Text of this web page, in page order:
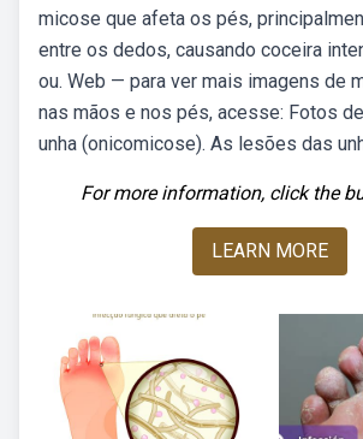
micose que afeta os pés,
entre os dedos, causando coceira
ou. Web — para ver mais imagens de
nas mãos e nos pés, acesse: Fotos
unha (onicomicose). As lesões das
For more information, click the
LEARN MORE